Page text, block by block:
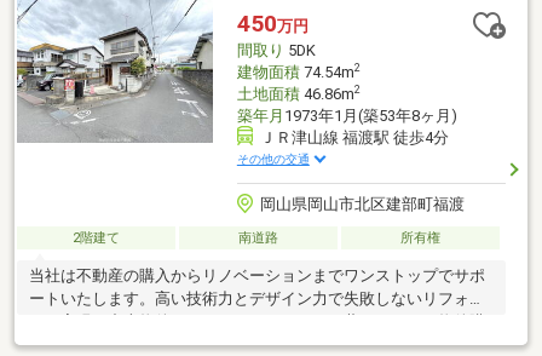
450万円
間取り 5DK
建物面積74.54m2
土地面積46.86m2
築年月 1973年1月(築53年8ヶ月)
ＪＲ津山線 福渡駅 徒歩4分
その他の交通
岡山県岡山市北区建部町福渡
2階建て 南道路 所有権
当社は不動産の購入からリノベーションまでワンストップでサポ
ートいたします。高い技術力とデザイン力で失敗しないリフォー
ムを実現。中古物件をリノベ・リフォームで蘇らせます。物件購
入費用とリノベ工事費用を一緒にローンで組む提案も可能です。